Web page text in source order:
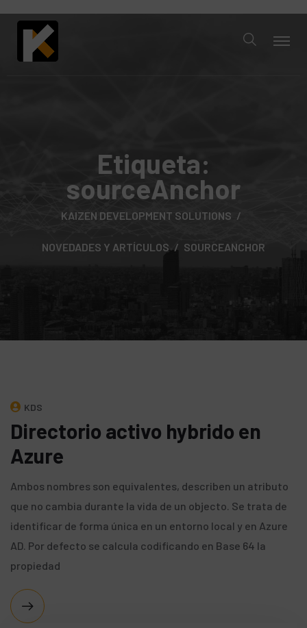
Etiqueta:
sourceAnchor
KAIZEN DEVELOPMENT SOLUTIONS
NOVEDADES Y ARTÍCULOS SOURCEANCHOR
KDS
Directorio activo hybrido en
Azure
Ambos nombres son equivalentes, describen un atributo
que no cambia durante la vida de un objecto. Se trata de
identificar de forma única en un entorno local y en Azure
AD. Por defecto se calcula codificando en Base 64 la
propiedad